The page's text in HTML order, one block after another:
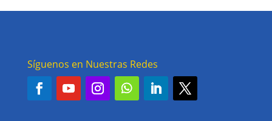
Síguenos en Nuestras Redes